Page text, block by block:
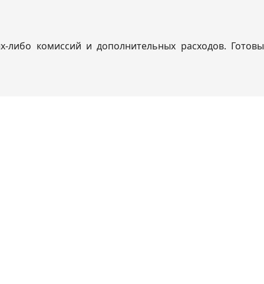
комиссий и дополнительных расходов. Готовы